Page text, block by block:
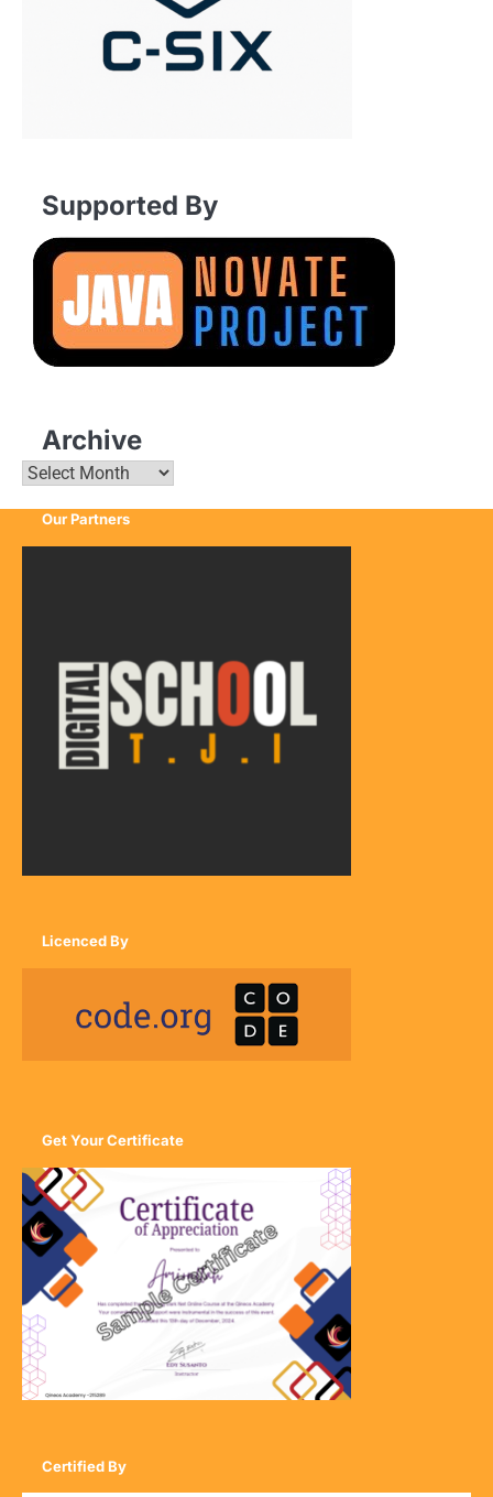
Supported By
Archive
Archive
Our Partners
Licenced By
Get Your Certificate
Certified By